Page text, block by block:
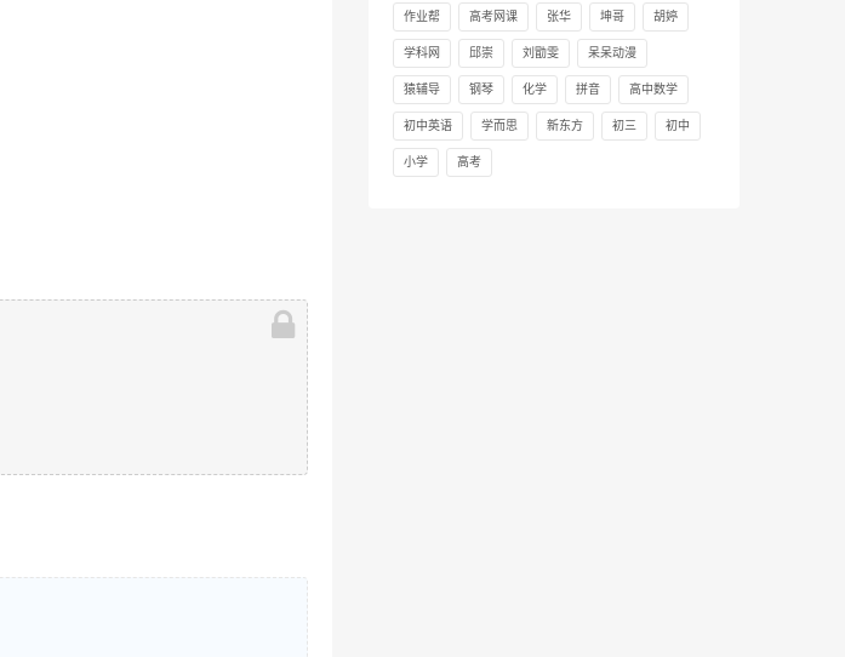
作业帮 高考网课 张华 坤哥 胡婷
学科网 邱崇 刘勖雯 呆呆动漫
猿辅导 钢琴 化学 拼音 高中数学
初中英语 学而思 新东方 初三 初中
小学 高考